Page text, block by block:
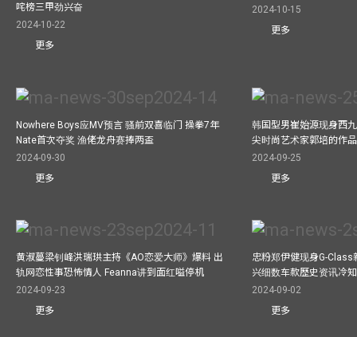
咤榜三甲劲兴奋
2024-10-22
更多
2024-10-15
更多
Nowhere Boys应MV预言 骚前双喜临门 操拳7年
Nate首次夺奖 渔佬龙舟赛捧两盃
2024-09-30
更多
韩国型男崔始源现身西
尖时尚艺术家郭培的作
2024-09-25
更多
黄淑蔓梁钊峰洪瑞珙主持《AO恋爱大师》爆料 出
轨网恋性事恐怖情人 Feanna讲到面红嗌停机
2024-09-23
更多
忠粉郑伊健现身G-
兴细数车款歷史资讯冷
2024-09-02
更多